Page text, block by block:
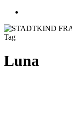
Tag
Luna